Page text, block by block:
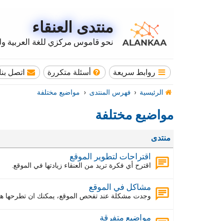
منتدى العنقاء
نحو قاموس مركزي للغة العربية
روابط سريعة أسئلة متكررة اتصل بنا
الرئيسية فهرس المنتدى مواضيع مختلفة
مواضيع مختلفة
منتدى
اقتراحات لتطوير الموقع
اقترح أي فكرة تريد من العنقاء زيادتها في الموقع.
مشاكل في الموقع
وجدت مشكلة عند تفحص الموقع، يمكنك ان تطرحها
مواضيع متفرقة